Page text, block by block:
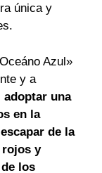
única y
Azul»
y a
adoptar una
en la
de la
rojos y
los